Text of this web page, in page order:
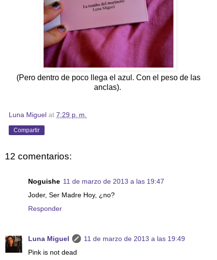
(Pero dentro de poco llega el azul. Con el peso de las
anclas).
Luna Miguel at 7:29 p. m.
Compartir
12 comentarios:
Noguishe 11 de marzo de 2013 a las 19:47
Joder, Ser Madre Hoy, ¿no?
Responder
Luna Miguel
11 de marzo de 2013 a las 19:49
Pink is not dead